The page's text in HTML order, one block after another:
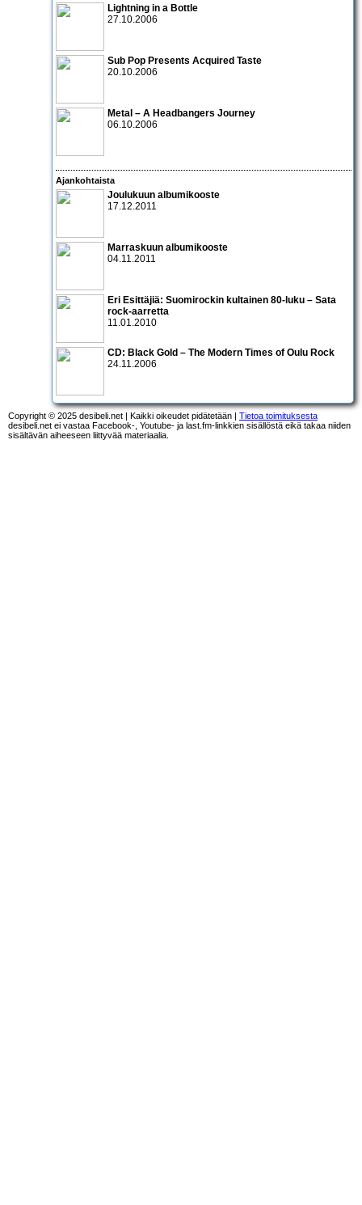
Lightning in a Bottle
27.10.2006
Sub Pop Presents Acquired Taste
20.10.2006
Metal – A Headbangers Journey
06.10.2006
Ajankohtaista
Joulukuun albumikooste
17.12.2011
Marraskuun albumikooste
04.11.2011
Eri Esittäjiä: Suomirockin kultainen 80-luku – Sata
rock-aarretta
11.01.2010
CD: Black Gold – The Modern Times of Oulu Rock
24.11.2006
Copyright © 2025 desibeli.net | Kaikki oikeudet pidätetään | Tietoa toimituksesta
desibeli.net ei vastaa Facebook-, Youtube- ja last.fm-linkkien sisällöstä eikä takaa niiden
sisältävän aiheeseen liittyvää materiaalia.